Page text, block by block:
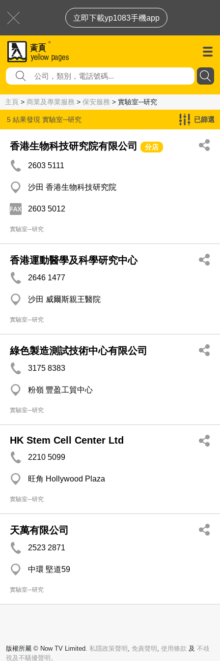
立即下載yp1083手機app
主頁 > 商業及專業服務 > 保安服務 > 實驗室─研究
5 結果發現 實驗室─研究 已篩選
香港生物科技研究院有限公司 分店
2603 5111
沙田 香港生物科技研究院
2603 5012
實驗室─研究
香港運動醫學及科學研究中心
2646 1477
沙田 威爾斯親王醫院
實驗室─研究
綠色製造測試技術中心有限公司
3175 8383
粉嶺 豐盈工貿中心
實驗室─研究
HK Stem Cell Center Ltd
2210 5099
旺角 Hollywood Plaza
實驗室─研究
天萬有限公司
2523 2871
中環 堅道59
實驗室─研究
版權所屬 © Now TV Limited. 私隱政策聲明 , 免責聲明 , 使用條款 及 不歧
視及不騷擾聲明。